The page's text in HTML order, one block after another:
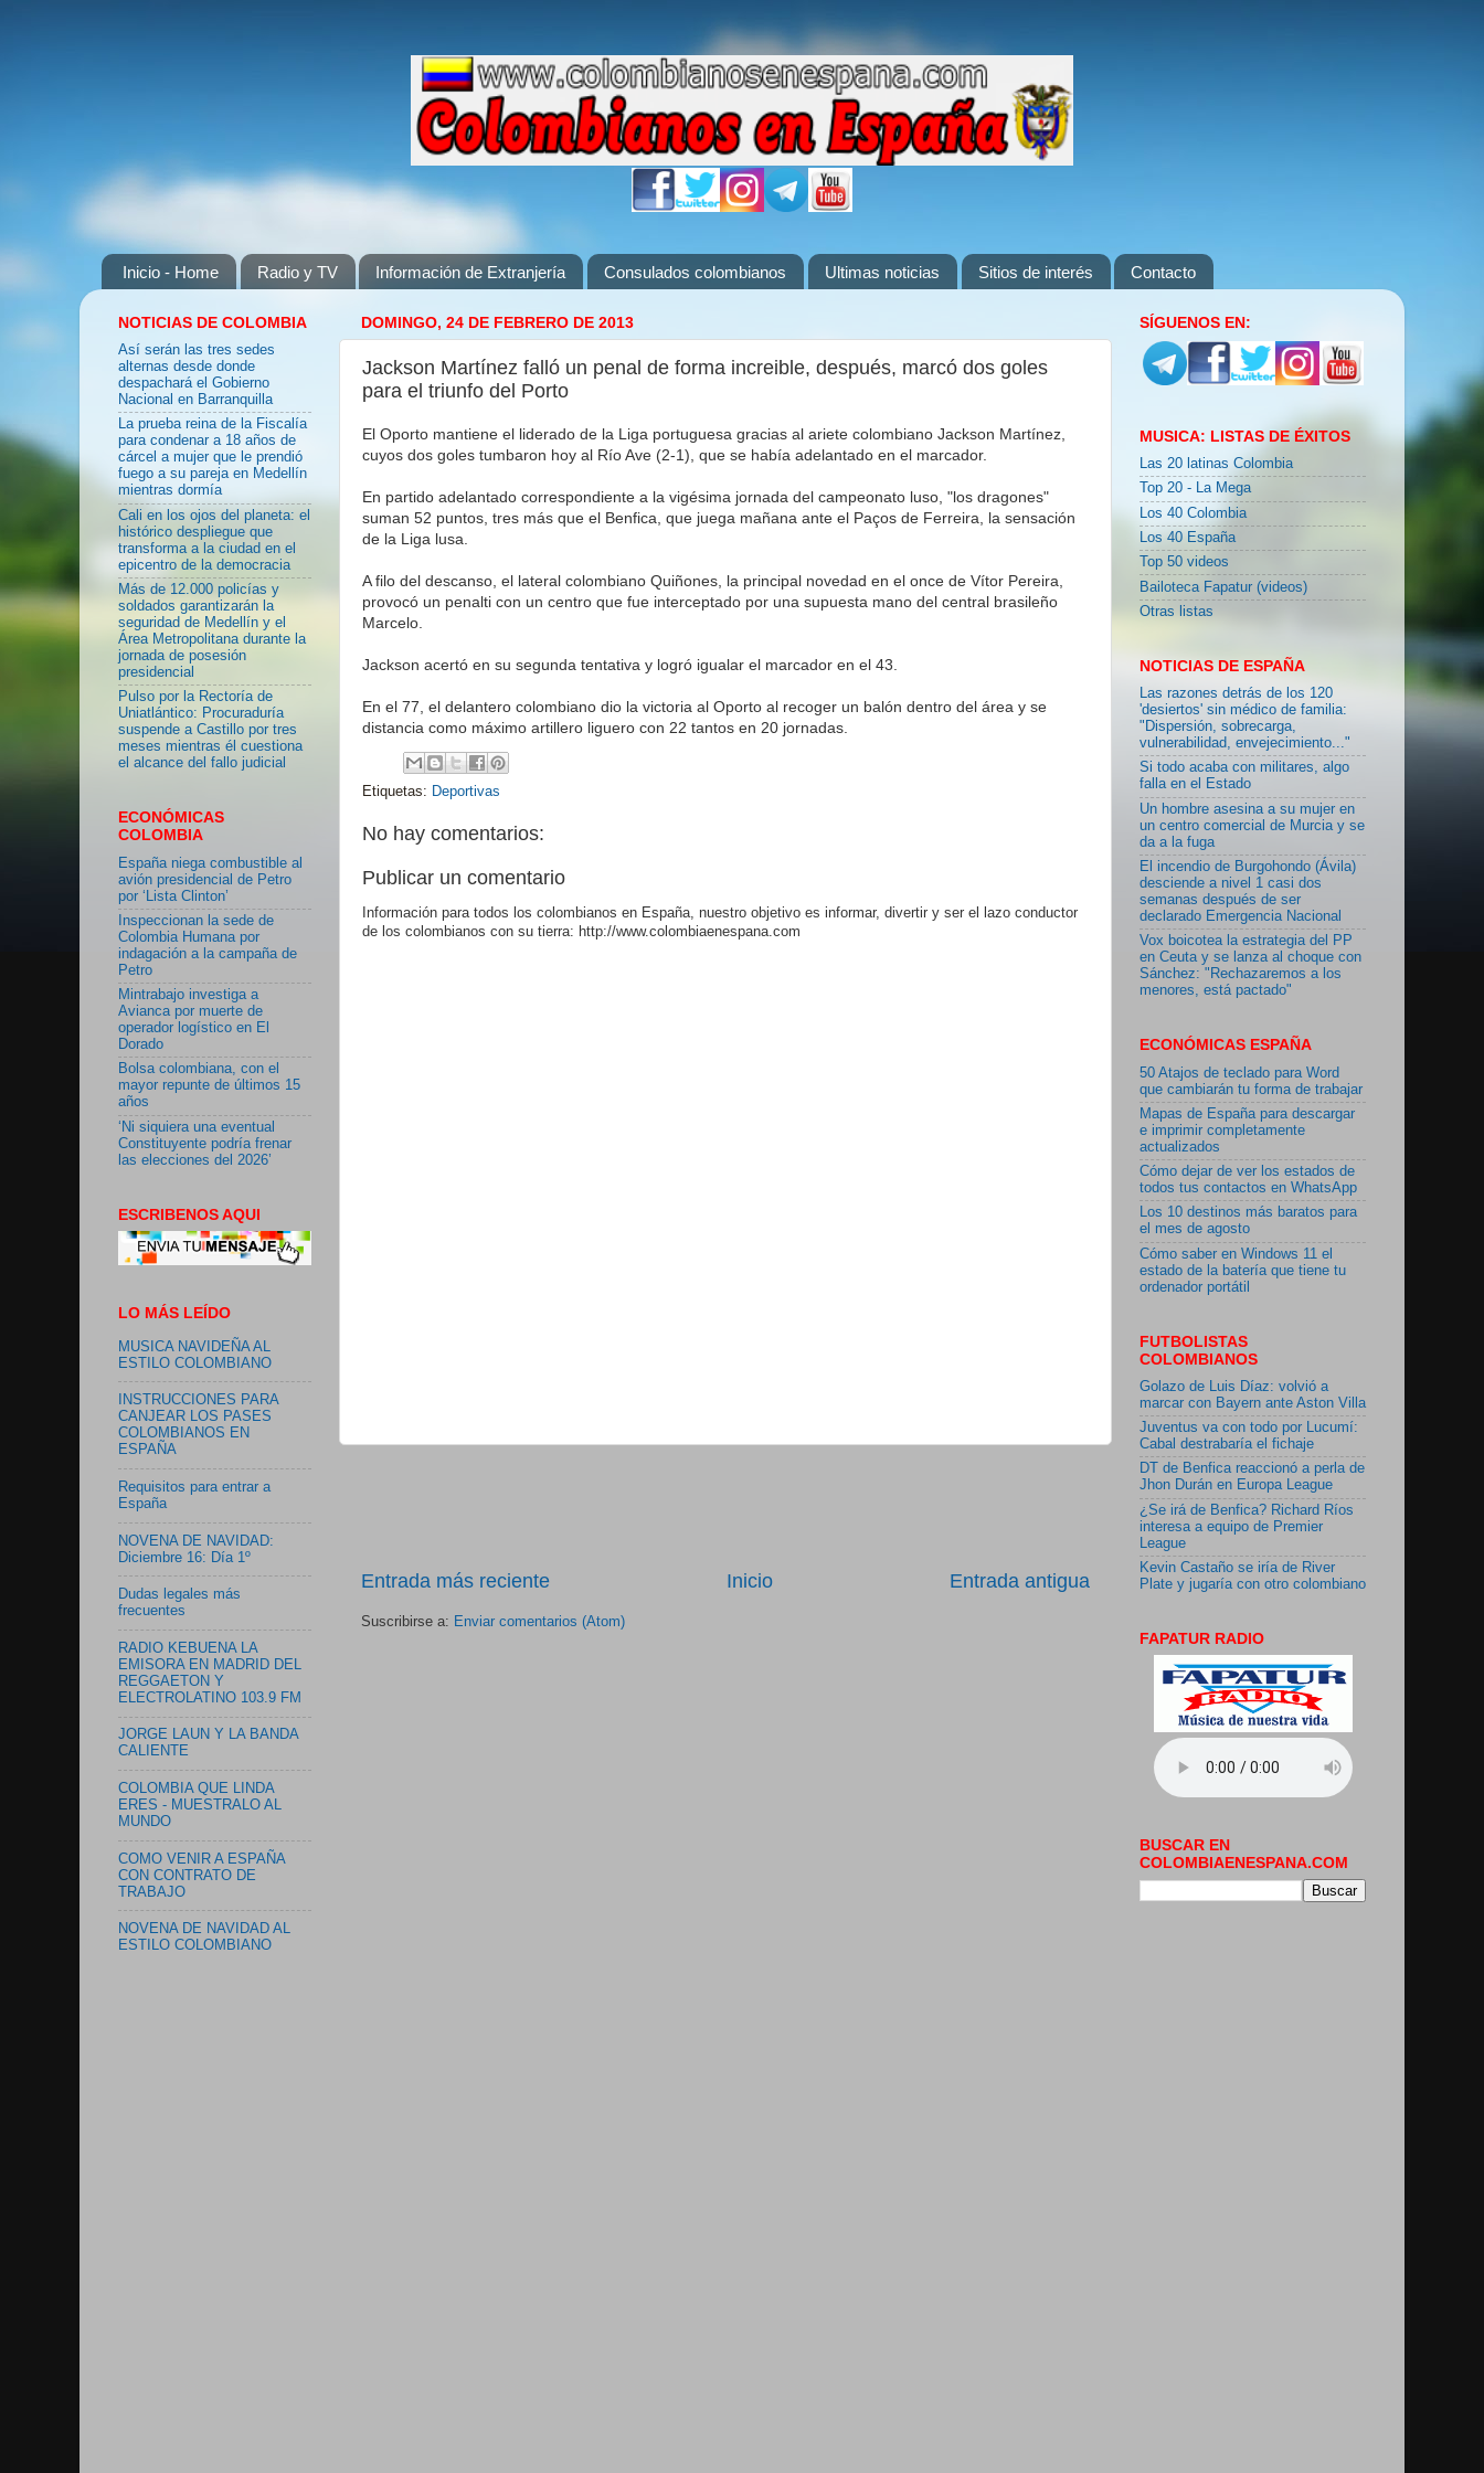
Inicio - Home Radio y TV Información de Extranjería Consulados colombianos Ultimas noticias Sitios de interés Contacto
DOMINGO, 24 DE FEBRERO DE 2013
Jackson Martínez falló un penal de forma increible, después, marcó dos goles
para el triunfo del Porto
El Oporto mantiene el liderado de la Liga portuguesa gracias al ariete colombiano Jackson Martínez,
cuyos dos goles tumbaron hoy al Río Ave (2-1), que se había adelantado en el marcador.
En partido adelantado correspondiente a la vigésima jornada del campeonato luso, "los dragones"
suman 52 puntos, tres más que el Benfica, que juega mañana ante el Paços de Ferreira, la sensación
de la Liga lusa.
A filo del descanso, el lateral colombiano Quiñones, la principal novedad en el once de Vítor Pereira,
provocó un penalti con un centro que fue interceptado por una supuesta mano del central brasileño
Marcelo.
Jackson acertó en su segunda tentativa y logró igualar el marcador en el 43.
En el 77, el delantero colombiano dio la victoria al Oporto al recoger un balón dentro del área y se
distancia como máximo artillero liguero con 22 tantos en 20 jornadas.
Etiquetas: Deportivas
No hay comentarios:
Publicar un comentario
Información para todos los colombianos en España, nuestro objetivo es informar, divertir y ser el lazo conductor
de los colombianos con su tierra: http://www.colombiaenespana.com
Entrada más reciente Entrada antigua
Inicio
Suscribirse a: Enviar comentarios (Atom)
NOTICIAS DE COLOMBIA
Así serán las tres sedes
alternas desde donde
despachará el Gobierno
Nacional en Barranquilla
La prueba reina de la Fiscalía
para condenar a 18 años de
cárcel a mujer que le prendió
fuego a su pareja en Medellín
mientras dormía
Cali en los ojos del planeta: el
histórico despliegue que
transforma a la ciudad en el
epicentro de la democracia
Más de 12.000 policías y
soldados garantizarán la
seguridad de Medellín y el
Área Metropolitana durante la
jornada de posesión
presidencial
Pulso por la Rectoría de
Uniatlántico: Procuraduría
suspende a Castillo por tres
meses mientras él cuestiona
el alcance del fallo judicial
ECONÓMICAS
COLOMBIA
España niega combustible al
avión presidencial de Petro
por ‘Lista Clinton’
Inspeccionan la sede de
Colombia Humana por
indagación a la campaña de
Petro
Mintrabajo investiga a
Avianca por muerte de
operador logístico en El
Dorado
Bolsa colombiana, con el
mayor repunte de últimos 15
años
‘Ni siquiera una eventual
Constituyente podría frenar
las elecciones del 2026’
ESCRIBENOS AQUI
LO MÁS LEÍDO
MUSICA NAVIDEÑA AL
ESTILO COLOMBIANO
INSTRUCCIONES PARA
CANJEAR LOS PASES
COLOMBIANOS EN
ESPAÑA
Requisitos para entrar a
España
NOVENA DE NAVIDAD:
Diciembre 16: Día 1º
Dudas legales más
frecuentes
RADIO KEBUENA LA
EMISORA EN MADRID DEL
REGGAETON Y
ELECTROLATINO 103.9 FM
JORGE LAUN Y LA BANDA
CALIENTE
COLOMBIA QUE LINDA
ERES - MUESTRALO AL
MUNDO
COMO VENIR A ESPAÑA
CON CONTRATO DE
TRABAJO
NOVENA DE NAVIDAD AL
ESTILO COLOMBIANO
SÍGUENOS EN:
MUSICA: LISTAS DE ÉXITOS
Las 20 latinas Colombia
Top 20 - La Mega
Los 40 Colombia
Los 40 España
Top 50 videos
Bailoteca Fapatur (videos)
Otras listas
NOTICIAS DE ESPAÑA
Las razones detrás de los 120
'desiertos' sin médico de familia:
"Dispersión, sobrecarga,
vulnerabilidad, envejecimiento..."
Si todo acaba con militares, algo
falla en el Estado
Un hombre asesina a su mujer en
un centro comercial de Murcia y se
da a la fuga
El incendio de Burgohondo (Ávila)
desciende a nivel 1 casi dos
semanas después de ser
declarado Emergencia Nacional
Vox boicotea la estrategia del PP
en Ceuta y se lanza al choque con
Sánchez: "Rechazaremos a los
menores, está pactado"
ECONÓMICAS ESPAÑA
50 Atajos de teclado para Word
que cambiarán tu forma de trabajar
Mapas de España para descargar
e imprimir completamente
actualizados
Cómo dejar de ver los estados de
todos tus contactos en WhatsApp
Los 10 destinos más baratos para
el mes de agosto
Cómo saber en Windows 11 el
estado de la batería que tiene tu
ordenador portátil
FUTBOLISTAS
COLOMBIANOS
Golazo de Luis Díaz: volvió a
marcar con Bayern ante Aston Villa
Juventus va con todo por Lucumí:
Cabal destrabaría el fichaje
DT de Benfica reaccionó a perla de
Jhon Durán en Europa League
¿Se irá de Benfica? Richard Ríos
interesa a equipo de Premier
League
Kevin Castaño se iría de River
Plate y jugaría con otro colombiano
FAPATUR RADIO
BUSCAR EN
COLOMBIAENESPANA.COM